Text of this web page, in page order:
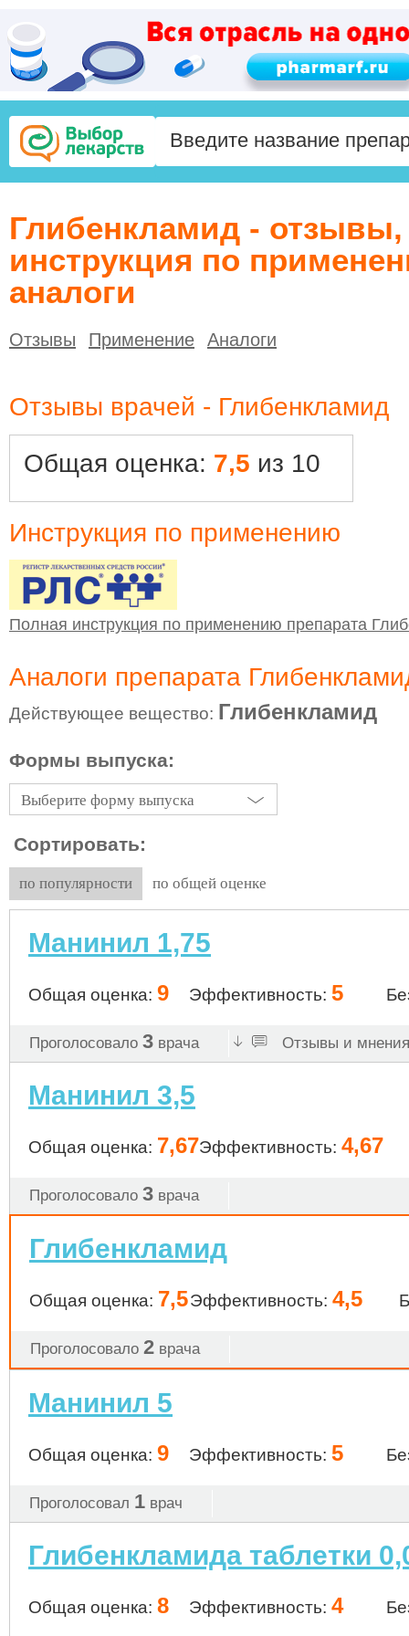
Глибенкламид - отзывы,
инструкция по
аналоги
Отзывы Применение Аналоги
Отзывы врачей - Глибенкламид
Общая оценка: 7,5 из 10
Инструкция по применению
Полная инструкция по применению препарата
Аналоги препарата
Действующее вещество: Глибенкламид
Формы выпуска:
Выберите форму выпуска
Сортировать:
по популярности по общей оценке
Манинил 1,75
Общая оценка: 9 Эффективность: 5
Проголосовало 3 врача Отзывы и
Манинил 3,5
Общая оценка: 7,67Эффективность: 4,67
Проголосовало 3 врача
Глибенкламид
Общая оценка: 7,5Эффективность: 4,5
Проголосовало 2 врача
Манинил 5
Общая оценка: 9 Эффективность: 5
Проголосовал 1 врач
Глибенкламида таблетки
Общая оценка: 8 Эффективность: 4